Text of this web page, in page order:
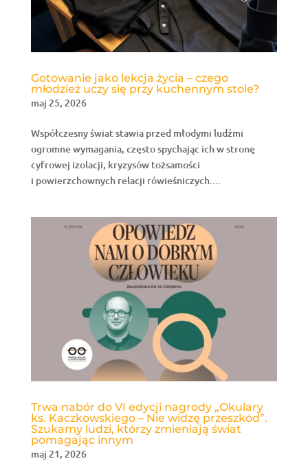
Gotowanie jako lekcja życia – czego
młodzież uczy się przy kuchennym stole?
maj 25, 2026
Współczesny świat stawia przed młodymi ludźmi
ogromne wymagania, często spychając ich w stronę
cyfrowej izolacji, kryzysów tożsamości
i powierzchownych relacji rówieśniczych....
Trwa nabór do VI edycji nagrody „Okulary
ks. Kaczkowskiego – Nie widzę przeszkód”.
Szukamy ludzi, którzy zmieniają świat
pomagając innym
maj 21, 2026